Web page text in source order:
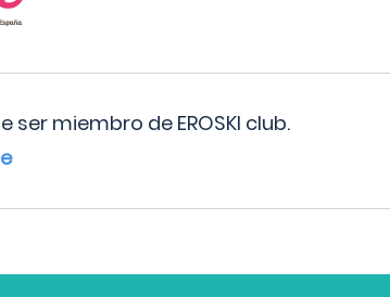
miembro de EROSKI club.